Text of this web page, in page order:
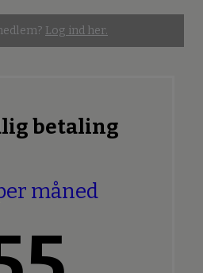
Log ind her.
betaling
måned